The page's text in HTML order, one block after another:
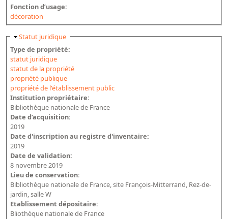
Fonction d’usage:
décoration
Masquer
Statut juridique
Type de propriété:
statut juridique
statut de la propriété
propriété publique
propriété de l'établissement public
Institution propriétaire:
Bibliothèque nationale de France
Date d’acquisition:
2019
Date d'inscription au registre d'inventaire:
2019
Date de validation:
8 novembre 2019
Lieu de conservation:
Bibliothèque nationale de France, site François-Mitterrand, Rez-de-
jardin, salle W
Etablissement dépositaire:
Bliothèque nationale de France